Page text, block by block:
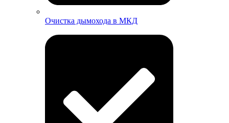
Очистка дымохода в МКД